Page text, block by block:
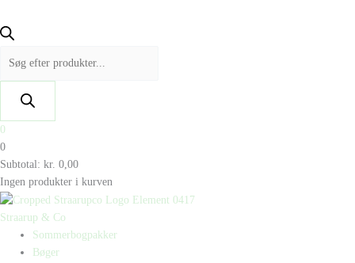
0
0
Subtotal: kr. 0,00
Ingen produkter i kurven
Straarup & Co
Sommerbogpakker
Bøger